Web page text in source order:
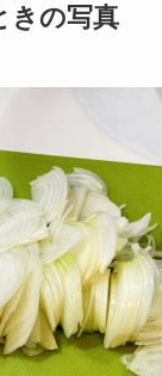
きの写真